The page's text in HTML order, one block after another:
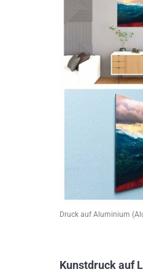
Druck auf Aluminium
Kunstdruck auf